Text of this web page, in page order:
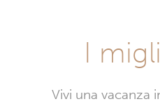
I
Vivi una vacanza